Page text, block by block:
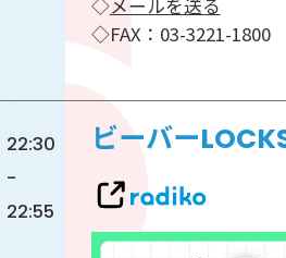
◇FAX：03-3221-1800
22:30
-
22:55
ビーバー